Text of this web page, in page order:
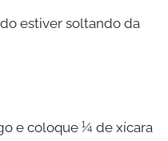
estiver soltando da
e coloque ¼ de xícara